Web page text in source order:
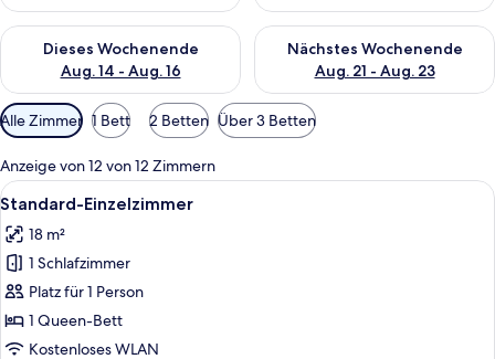
Dieses Wochenende
Aug. 14 - Aug. 16
Überprüfe die Verfügbarkeit für dieses Wochenende, Aug. 14
Nächstes Wochenende
Aug. 21 - Aug. 23
Überprüfe die Verfügbarkeit
Verfügbare
Filter
für
Zimmer
Alle Zimmer 1 Bett 2 Betten Über 3 Betten
Anzeige von 12 von 12 Zimmern
Alle
Fotos
für
Standard-
Einzelzimmer
anzeigen
Ein kleiner Raum mit Bett,
10
Standard-Einzelzimmer
18 m²
1 Schlafzimmer
Platz für 1 Person
1 Queen-Bett
Kostenloses WLAN